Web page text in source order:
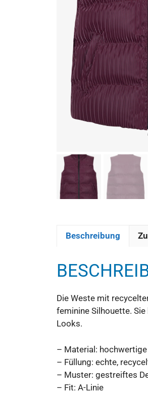
Beschreibung
Die Weste mit
feminine Silhouette.
Looks.
– Material:
– Füllung: echte,
– Muster: gestreiftes
– Fit: A-Linie